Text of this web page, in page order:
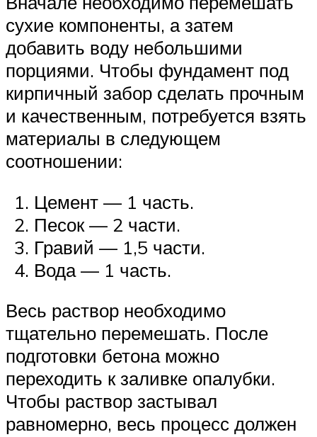
сухие компоненты, а затем
добавить воду небольшими
порциями. Чтобы фундамент под
кирпичный забор сделать прочным
и качественным, потребуется взять
материалы в следующем
соотношении:
Цемент — 1 часть.
Песок — 2 части.
Гравий — 1,5 части.
Вода — 1 часть.
Весь раствор необходимо
тщательно перемешать. После
подготовки бетона можно
переходить к заливке опалубки.
Чтобы раствор застывал
равномерно, весь процесс должен